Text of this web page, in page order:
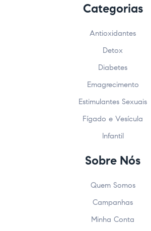
Categorias
Antioxidantes
Detox
Diabetes
Emagrecimento
Estimulantes Sexuais
Fígado e Vesícula
Infantil
Sobre Nós
Quem Somos
Campanhas
Minha Conta